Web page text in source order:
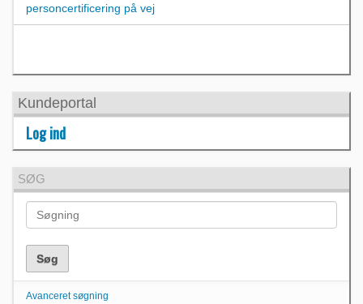
personcertificering på vej
Kundeportal
Log ind
SØG
Avanceret søgning